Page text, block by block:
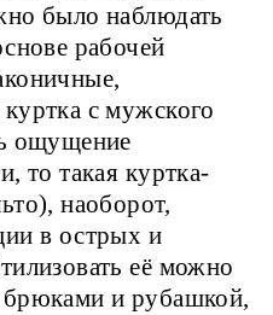
было наблюдать
рабочей
с мужского
ощущение
то такая куртка-
наоборот,
в острых и
её можно
и рубашкой,